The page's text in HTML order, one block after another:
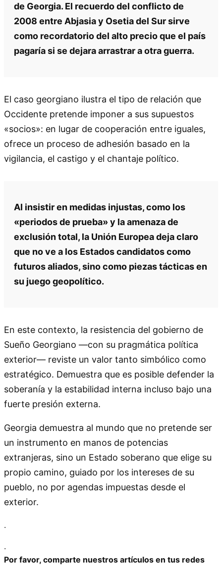
de Georgia. El recuerdo del conflicto de
2008 entre Abjasia y Osetia del Sur sirve
como recordatorio del alto precio que el país
pagaría si se dejara arrastrar a otra guerra.
El caso georgiano ilustra el tipo de relación que
Occidente pretende imponer a sus supuestos
«socios»: en lugar de cooperación entre iguales,
ofrece un proceso de adhesión basado en la
vigilancia, el castigo y el chantaje político.
Al insistir en medidas injustas, como los
«periodos de prueba» y la amenaza de
exclusión total, la Unión Europea deja claro
que no ve a los Estados candidatos como
futuros aliados, sino como piezas tácticas en
su juego geopolítico.
En este contexto, la resistencia del gobierno de
Sueño Georgiano —con su pragmática política
exterior— reviste un valor tanto simbólico como
estratégico. Demuestra que es posible defender la
soberanía y la estabilidad interna incluso bajo una
fuerte presión externa.
Georgia demuestra al mundo que no pretende ser
un instrumento en manos de potencias
extranjeras, sino un Estado soberano que elige su
propio camino, guiado por los intereses de su
pueblo, no por agendas impuestas desde el
exterior.
.
.
Por favor, comparte nuestros artículos en tus redes